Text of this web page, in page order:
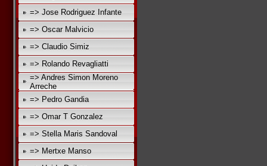
=> Jose Rodriguez Infante
=> Oscar Malvicio
=> Claudio Simiz
=> Rolando Revagliatti
=> Andres Simon Moreno
Arreche
=> Pedro Gandia
=> Omar T Gonzalez
=> Stella Maris Sandoval
=> Mertxe Manso